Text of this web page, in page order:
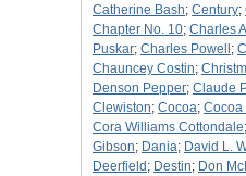
Catherine Bash; Century;
Chapter No. 10; Charles
Puskar; Charles Powell ;
Chauncey Costin;
Denson Pepper; Claude
Clewiston; Cocoa; Cocoa
Cora Williams Cottondale;
Gibson; Dania; David L.
Deerfield ; Destin; Don